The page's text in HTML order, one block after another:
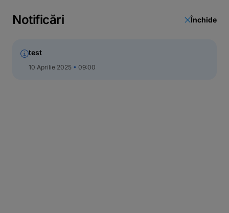
Notificări Închide
test
10 Aprilie 2025 09:00